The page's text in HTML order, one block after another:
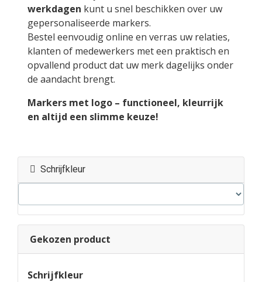
werkdagen kunt u snel beschikken over uw
gepersonaliseerde markers.
Bestel eenvoudig online en verras uw relaties,
klanten of medewerkers met een praktisch en
opvallend product dat uw merk dagelijks onder
de aandacht brengt.
Markers met logo – functioneel, kleurrijk
en altijd een slimme keuze!
Schrijfkleur
Gekozen product
Schrijfkleur